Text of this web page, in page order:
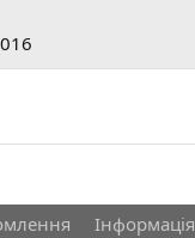
Інформація